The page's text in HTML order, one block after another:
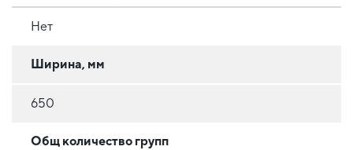
Нет
Ширина, мм
650
Общ количество групп